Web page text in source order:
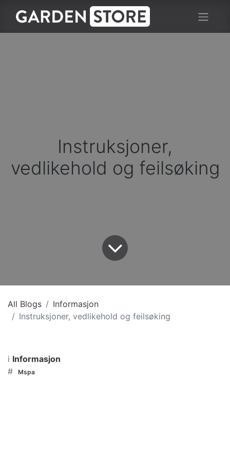
Instruksjoner,
vedlikehold og feilsøking
All Blogs
Informasjon
Instruksjoner, vedlikehold og feilsøking
i Informasjon
#
Mspa